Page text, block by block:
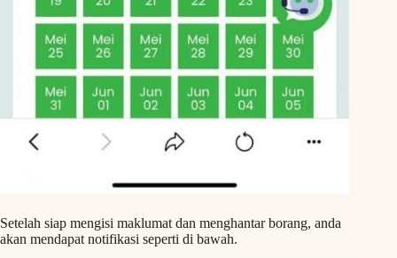
Setelah siap mengisi maklumat dan menghantar borang, anda
akan mendapat notifikasi seperti di bawah.